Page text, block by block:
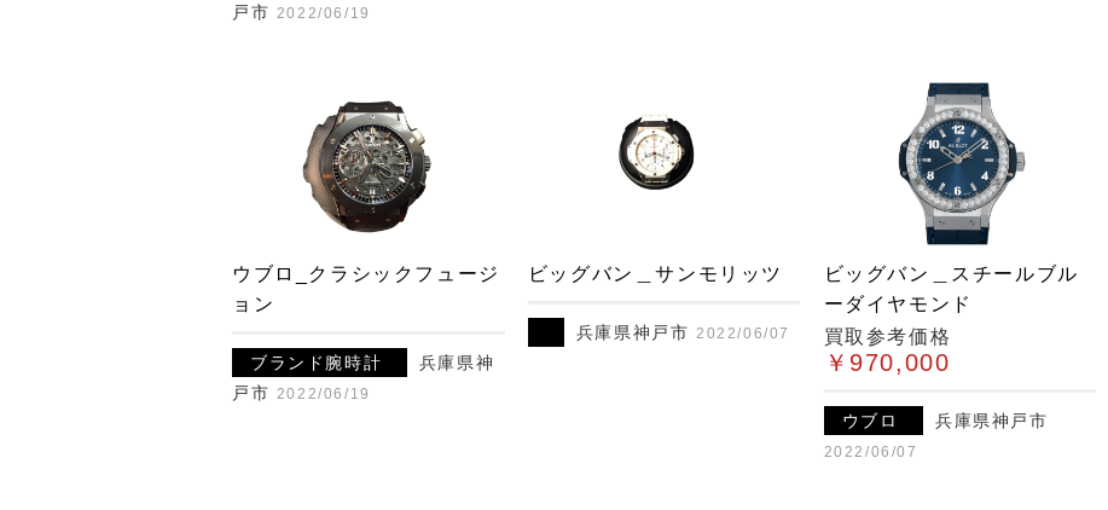
戸市 2022/06/19
ウブロ_クラシックフュージ
ョン
ブランド腕時計
兵庫県神
戸市 2022/06/19
ビッグバン＿サンモリッツ
兵庫県神戸市 2022/06/07
ビッグバン＿スチールブル
ーダイヤモンド
買取参考価格
￥970,000
ウブロ 兵庫県神戸市
2022/06/07